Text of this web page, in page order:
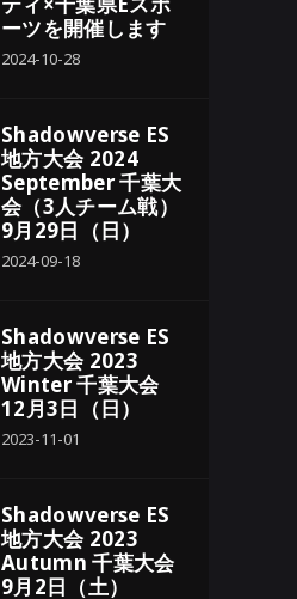
ーツを開催します
2024-10-28
Shadowverse ES
地方大会 2024
September 千葉大
会（3人チーム戦）
9月29日（日）
2024-09-18
Shadowverse ES
地方大会 2023
Winter 千葉大会
12月3日（日）
2023-11-01
Shadowverse ES
地方大会 2023
Autumn 千葉大会
9月2日（土）